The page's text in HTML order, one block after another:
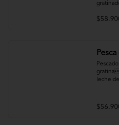
leche